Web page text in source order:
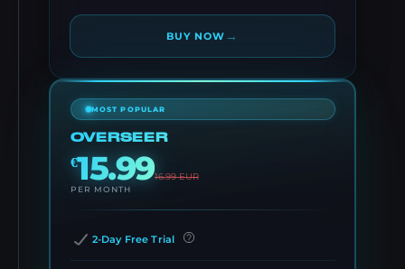
BUY NOW →
MOST POPULAR
OVERSEER
€15.9916.99EUR
PER MONTH
2-Day Free Trial